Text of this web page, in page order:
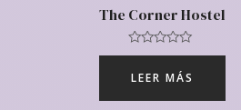
The Corner Hostel
Valorado
0
5
LEER MÁS